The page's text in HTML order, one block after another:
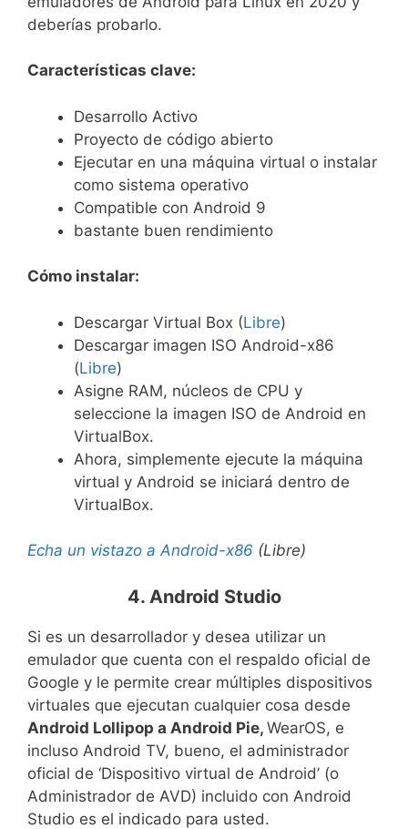
deberías probarlo.
Características clave:
Desarrollo Activo
Proyecto de código abierto
Ejecutar en una máquina virtual o instalar
como sistema operativo
Compatible con Android 9
bastante buen rendimiento
Cómo instalar:
Descargar Virtual Box (Libre)
Descargar imagen ISO Android-x86
(Libre)
Asigne RAM, núcleos de CPU y
seleccione la imagen ISO de Android en
VirtualBox.
Ahora, simplemente ejecute la máquina
virtual y Android se iniciará dentro de
VirtualBox.
Echa un vistazo a Android-x86 (Libre)
4. Android Studio
Si es un desarrollador y desea utilizar un
emulador que cuenta con el respaldo oficial de
Google y le permite crear múltiples dispositivos
virtuales que ejecutan cualquier cosa desde
Android Lollipop a Android Pie, WearOS, e
incluso Android TV, bueno, el administrador
oficial de ‘Dispositivo virtual de Android’ (o
Administrador de AVD) incluido con Android
Studio es el indicado para usted.